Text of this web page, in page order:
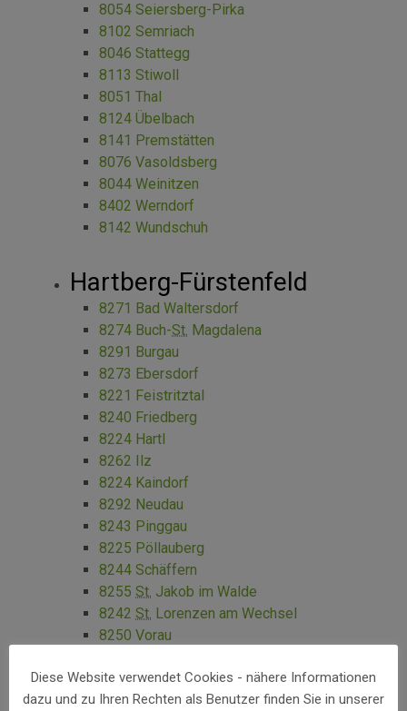
8054 Seiersberg-Pirka
8102 Semriach
8046 Stattegg
8113 Stiwoll
8051 Thal
8124 Übelbach
8141 Premstätten
8076 Vasoldsberg
8044 Weinitzen
8402 Werndorf
8142 Wundschuh
Hartberg-Fürstenfeld
8271 Bad Waltersdorf
8274 Buch-St. Magdalena
8291 Burgau
8273 Ebersdorf
8221 Feistritztal
8240 Friedberg
8224 Hartl
8262 Ilz
8224 Kaindorf
8292 Neudau
8243 Pinggau
8225 Pöllauberg
8244 Schäffern
8255 St. Jakob im Walde
8242 St. Lorenzen am Wechsel
8250 Vorau
8254 Wenigzell
Diese Website verwendet Cookies - nähere Informationen
dazu und zu Ihren Rechten als Benutzer finden Sie in unserer